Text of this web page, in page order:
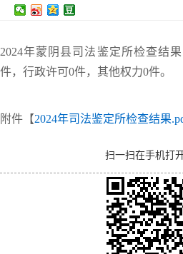
2024年蒙阴县司法鉴定所检查结
件，行政许可0件，其他权力0件。
附件【2024年司法鉴定所检查结果
扫一扫在手机打